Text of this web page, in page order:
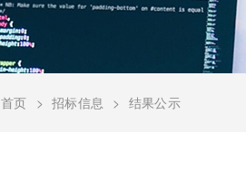
首页 招标信息 结果公示